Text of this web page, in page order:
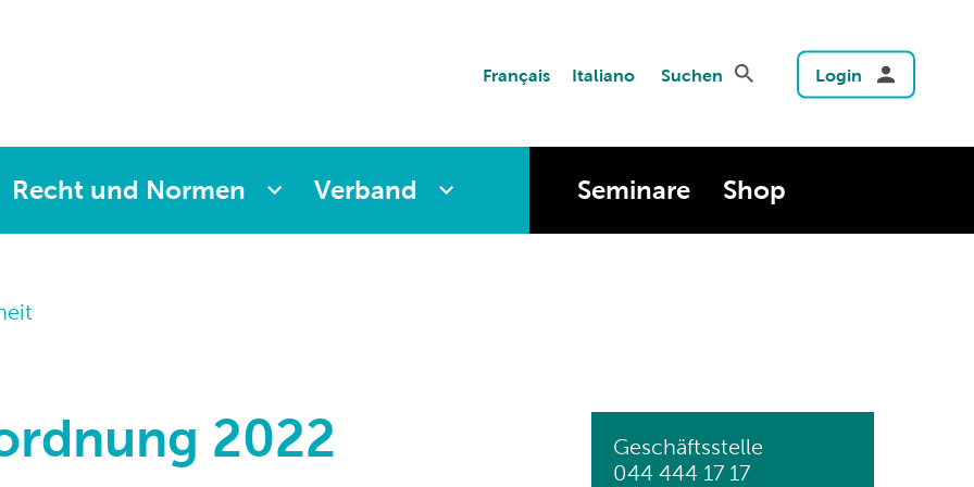
Français Italiano Suchen Login
Recht und Normen Verband Seminare Shop
2022
Geschäftsstelle
044 444 17 17